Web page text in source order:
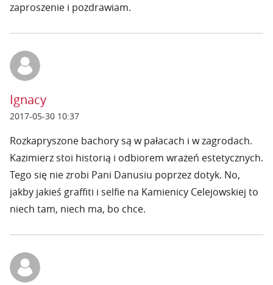
zaproszenie i pozdrawiam.
Ignacy
2017-05-30 10:37
Rozkapryszone bachory są w pałacach i w zagrodach.
Kazimierz stoi historią i odbiorem wrażeń estetycznych.
Tego się nie zrobi Pani Danusiu poprzez dotyk. No,
jakby jakieś graffiti i selfie na Kamienicy Celejowskiej to
niech tam, niech ma, bo chce.